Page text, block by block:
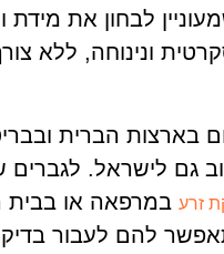
לבחון את מידת
ונינוחה, ללא
בארצות הברית
גם לישראל.
זרע במרפאה או בבית
להם לעבור